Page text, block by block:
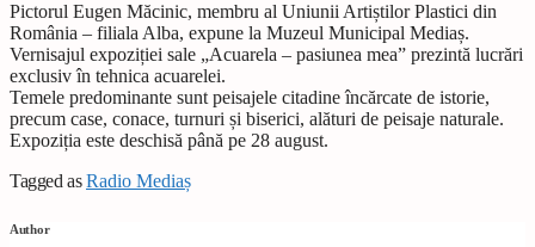
Pictorul Eugen Măcinic, membru al Uniunii Artiștilor Plastici din
România – filiala Alba, expune la Muzeul Municipal Mediaș.
Vernisajul expoziției sale „Acuarela – pasiunea mea” prezintă lucrări
exclusiv în tehnica acuarelei.
Temele predominante sunt peisajele citadine încărcate de istorie,
precum case, conace, turnuri și biserici, alături de peisaje naturale.
Expoziția este deschisă până pe 28 august.
Tagged asRadio Mediaș
Author